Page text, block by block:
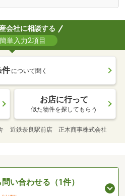
会社に相談する
単入力2項目
件 について聞く
お店に行って
似た物件を探してもらう
近鉄奈良駅前店 正木商事株式会社
い合わせる（1件）